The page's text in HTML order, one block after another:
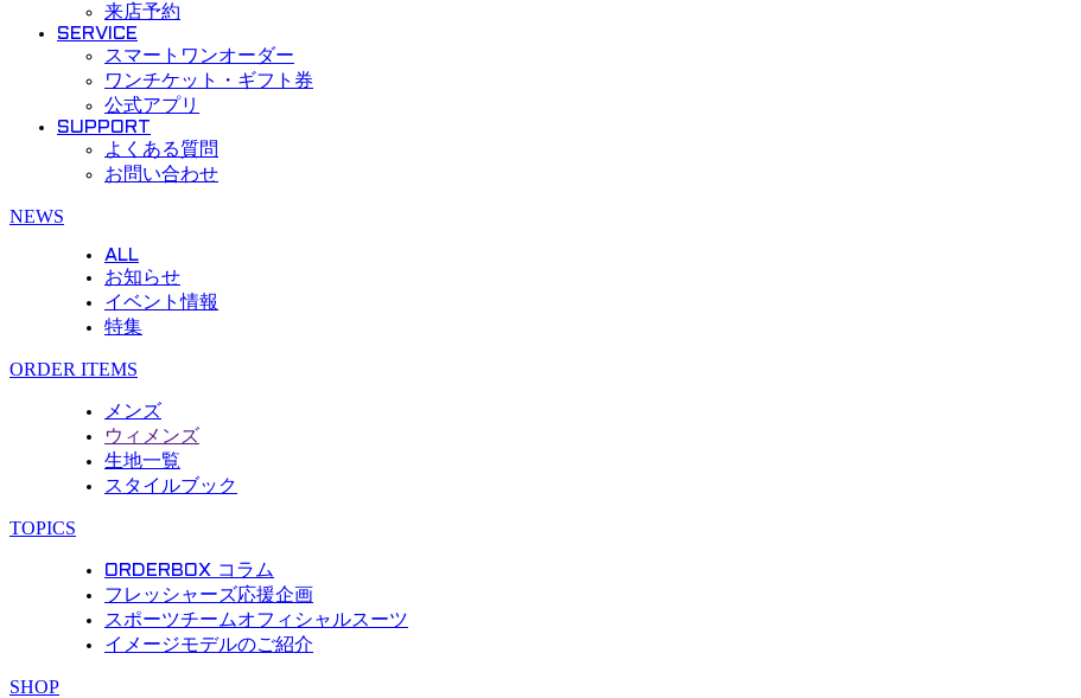
来店予約
SERVICE
スマートワンオーダー
ワンチケット・ギフト券
公式アプリ
SUPPORT
よくある質問
お問い合わせ
Menu
NEWS
ALL
お知らせ
イベント情報
特集
ORDER ITEMS
メンズ
ウィメンズ
生地一覧
スタイルブック
TOPICS
ORDERBOX コラム
フレッシャーズ応援企画
スポーツチームオフィシャルスーツ
イメージモデルのご紹介
SHOP